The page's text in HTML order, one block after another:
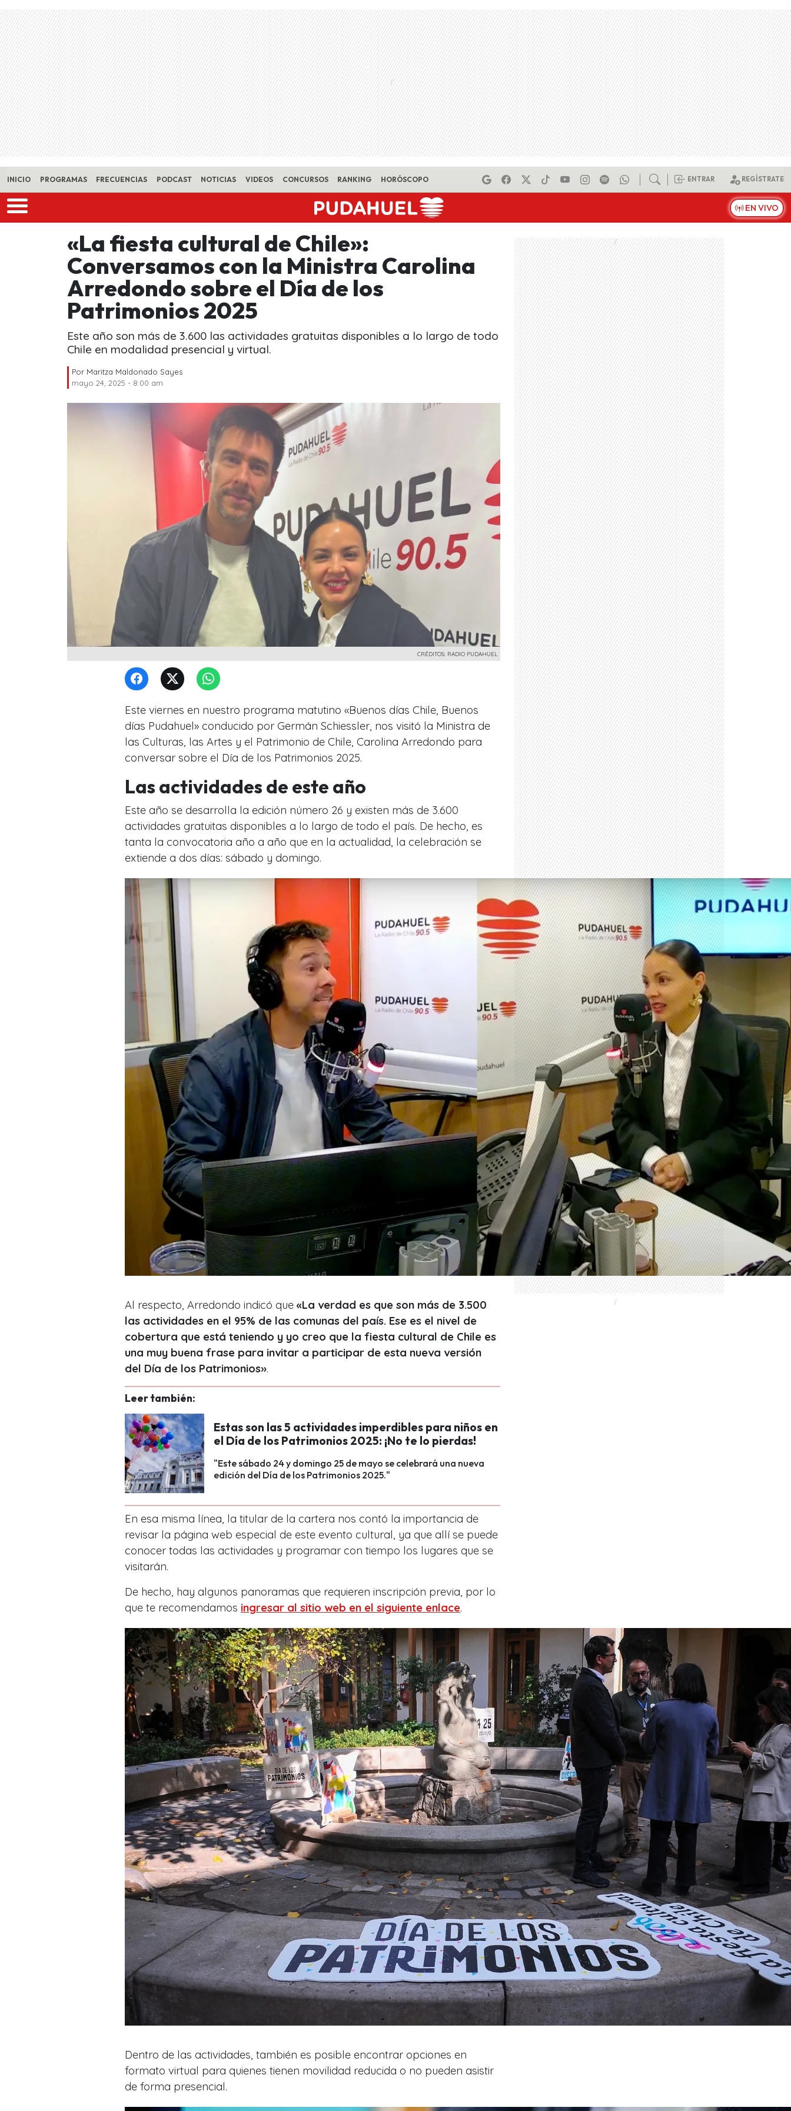
Skip to main content
INICIO PROGRAMAS FRECUENCIAS PODCAST NOTICIAS VIDEOS CONCURSOS RANKING HORÓSCOPO ENTRAR REGÍSTRATE
EN VIVO
«La fiesta cultural de Chile»:
Conversamos con la Ministra Carolina
Arredondo sobre el Día de los
Patrimonios 2025
Este año son más de 3.600 las actividades gratuitas disponibles a lo largo de todo
Chile en modalidad presencial y virtual.
Por Maritza Maldonado Sayes
mayo 24, 2025 - 8:00 am
CRÉDITOS: RADIO PUDAHUEL
Este viernes en nuestro programa matutino «Buenos días Chile, Buenos
días Pudahuel» conducido por Germán Schiessler, nos visitó la Ministra de
las Culturas, las Artes y el Patrimonio de Chile, Carolina Arredondo para
conversar sobre el Día de los Patrimonios 2025.
Las actividades de este año
Este año se desarrolla la edición número 26 y existen más de 3.600
actividades gratuitas disponibles a lo largo de todo el país. De hecho, es
tanta la convocatoria año a año que en la actualidad, la celebración se
extiende a dos días: sábado y domingo.
Al respecto, Arredondo indicó que «La verdad es que son más de 3.500
las actividades en el 95% de las comunas del país. Ese es el nivel de
cobertura que está teniendo y yo creo que la fiesta cultural de Chile es
una muy buena frase para invitar a participar de esta nueva versión
del Día de los Patrimonios».
Leer también:
Estas son las 5 actividades imperdibles para niños en
el Día de los Patrimonios 2025: ¡No te lo pierdas!
"Este sábado 24 y domingo 25 de mayo se celebrará una nueva
edición del Día de los Patrimonios 2025."
En esa misma línea, la titular de la cartera nos contó la importancia de
revisar la página web especial de este evento cultural, ya que allí se puede
conocer todas las actividades y programar con tiempo los lugares que se
visitarán.
De hecho, hay algunos panoramas que requieren inscripción previa, por lo
que te recomendamos ingresar al sitio web en el siguiente enlace.
Dentro de las actividades, también es posible encontrar opciones en
formato virtual para quienes tienen movilidad reducida o no pueden asistir
de forma presencial.